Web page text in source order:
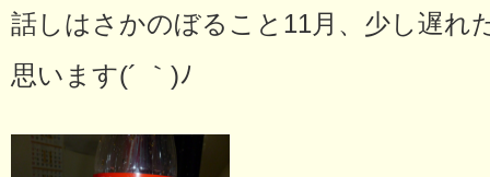
話しはさかのぼること11月、少し遅れ
思います(´ ｀)ﾉ